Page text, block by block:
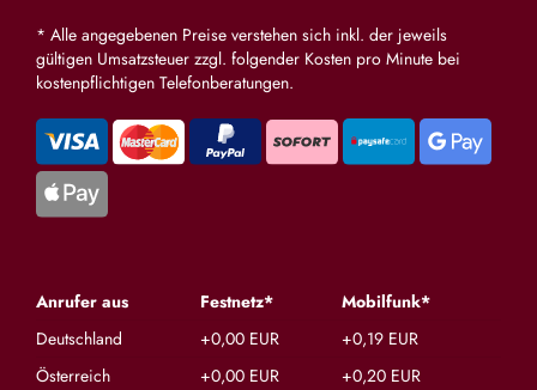
* Alle angegebenen Preise verstehen sich inkl. der jeweils
gültigen Umsatzsteuer zzgl. folgender Kosten pro Minute bei
kostenpflichtigen Telefonberatungen.
Anrufer aus Festnetz*
Mobilfunk*
Deutschland
+0,00 EUR
+0,19 EUR
Österreich
+0,00 EUR
+0,20 EUR